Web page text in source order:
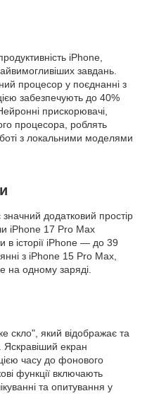
iPhone,
завдань.
процесор у поєднанні з
забезпечують до 40%
прискорювачі,
процесора, роблять
з локальними моделями
додатковий простір
iPhone 17 Pro Max
в історії iPhone — до 39
з iPhone 15 Pro Max,
на одному заряді.
скло", який відображає та
Яскравіший екран
часу до фонового
функції включають
та опитування у